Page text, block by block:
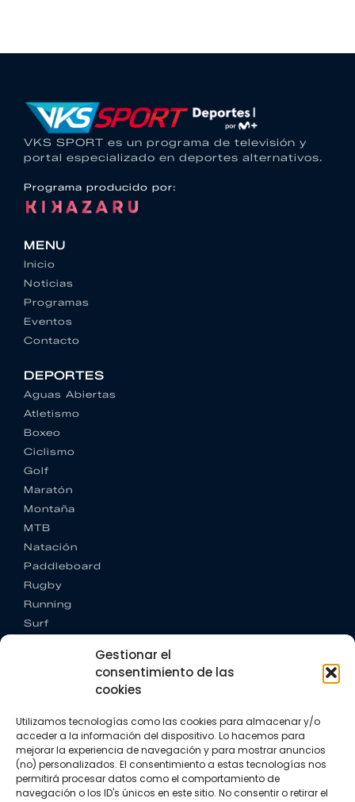
Gestionar el
consentimiento de las
cookies
Utilizamos tecnologías como las cookies para almacenar y/o
acceder a la información del dispositivo. Lo hacemos para
mejorar la experiencia de navegación y para mostrar anuncios
(no) personalizados. El consentimiento a estas tecnologías nos
permitirá procesar datos como el comportamiento de
navegación o los ID's únicos en este sitio. No consentir o retirar el
VKS SPORT es un programa de televisión y
portal especializado en deportes alternativos.
Programa producido por:
MENU
Inicio
Noticias
Programas
Eventos
Contacto
DEPORTES
Aguas Abiertas
Atletismo
Boxeo
Ciclismo
Golf
Maratón
Montaña
MTB
Natación
Paddleboard
Rugby
Running
Surf
CONTACTO
+34 662 342 177
info@vkssport.com
SÍGUENOS